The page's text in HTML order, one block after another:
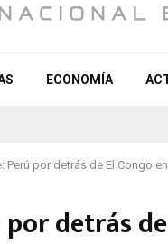
ECONOMÍA
Perú por detrás de El Congo
detrás